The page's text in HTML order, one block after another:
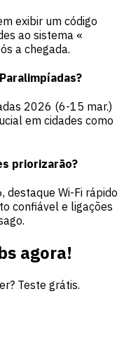
exibir um código
ao sistema «
a chegada.
2026 (6-15 mar.)
em cidades como
priorizarão?
destaque Wi-Fi rápido
confiável e ligações
agora!
Teste grátis.